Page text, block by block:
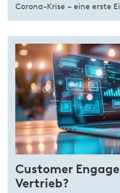
Corona-Krise – eine erste
Customer
Vertrieb?